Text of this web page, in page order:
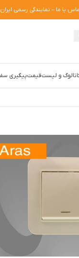
با ما – نمایندگی رسمی
و لیست‌قیمتپیگیری